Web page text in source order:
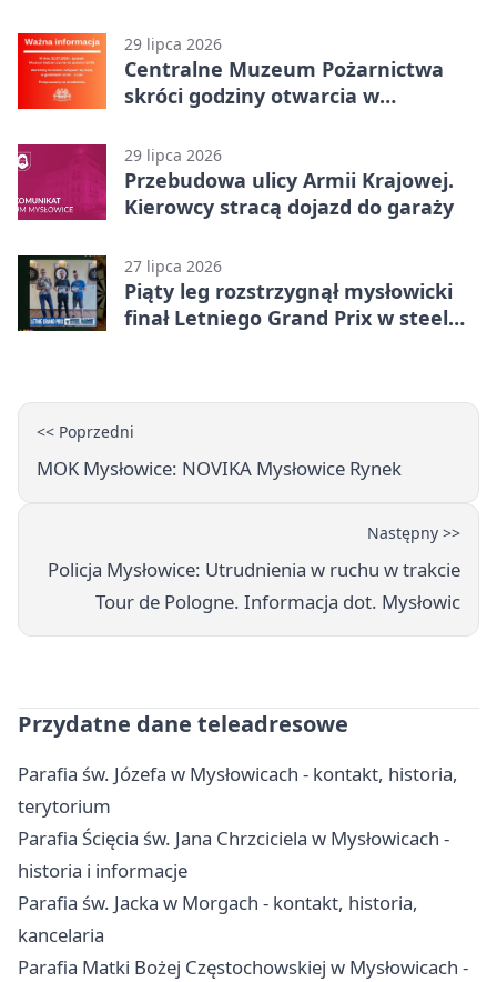
29 lipca 2026
Centralne Muzeum Pożarnictwa
skróci godziny otwarcia w
29 lipca 2026
Przebudowa ulicy Armii Krajowej.
Kierowcy stracą dojazd do garaży
27 lipca 2026
Piąty leg rozstrzygnął mysłowicki
finał Letniego Grand Prix w steel
<< Poprzedni
MOK Mysłowice: NOVIKA Mysłowice Rynek
Następny >>
Policja Mysłowice: Utrudnienia w ruchu w trakcie
Tour de Pologne. Informacja dot. Mysłowic
Przydatne dane teleadresowe
Parafia św. Józefa w Mysłowicach - kontakt, historia,
terytorium
Parafia Ścięcia św. Jana Chrzciciela w Mysłowicach -
historia i informacje
Parafia św. Jacka w Morgach - kontakt, historia,
kancelaria
Parafia Matki Bożej Częstochowskiej w Mysłowicach -